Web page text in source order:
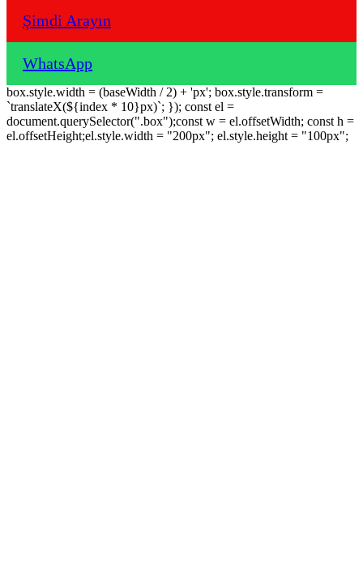
Şimdi Arayın
WhatsApp
box.style.width = (baseWidth / 2) + 'px'; box.style.transform =
`translateX(${index * 10}px)`; }); const el =
document.querySelector(".box");const w = el.offsetWidth; const h =
el.offsetHeight;el.style.width = "200px"; el.style.height = "100px";